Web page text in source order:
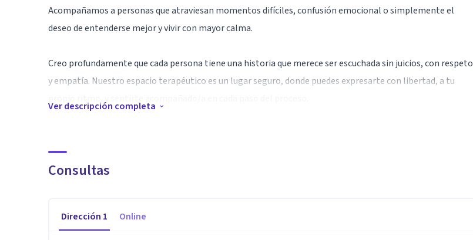
Acompañamos a personas que atraviesan momentos difíciles, confusión emocional o simplemente el
deseo de entenderse mejor y vivir con mayor calma.
Creo profundamente que cada persona tiene una historia que merece ser escuchada sin juicios, con respeto
y empatía. Nuestro espacio terapéutico es un lugar seguro, donde puedes expresarte con libertad, a tu
tus recursos emocionales y construir una vida más auténtica y en equilibrio.
Si hoy estás aquí, no es casualidad: pedir ayuda también es un acto de valentía.
Especialidad
Ver descripción completa
Consultas
Dirección 1 Online